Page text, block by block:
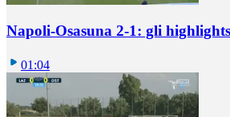
Napoli-Osasuna 2-1: gli
01:04